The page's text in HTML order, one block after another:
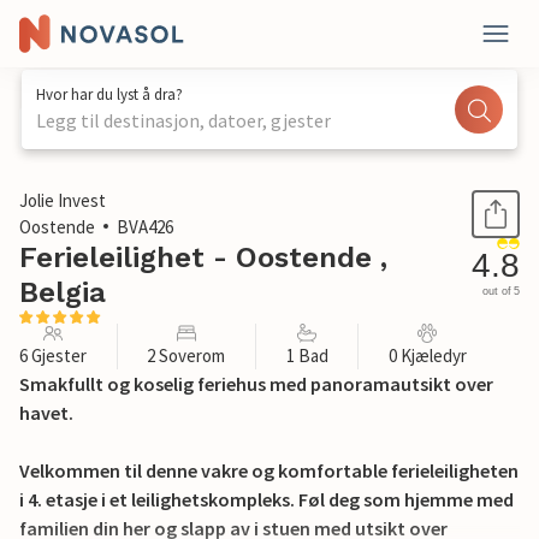
Hvor har du lyst å dra?
Legg til destinasjon, datoer, gjester
1 / 23
Jolie Invest
Oostende
BVA426
Ferieleilighet - Oostende ,
Belgia
4.8
out of 5
6 Gjester 2 Soverom 1 Bad 0 Kjæledyr
Smakfullt og koselig feriehus med panoramautsikt over
havet.
Velkommen til denne vakre og komfortable ferieleiligheten
i 4. etasje i et leilighetskompleks. Føl deg som hjemme med
familien din her og slapp av i stuen med utsikt over